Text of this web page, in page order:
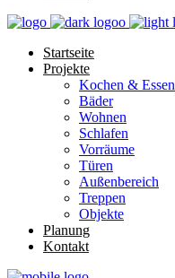
Startseite
Projekte
Kochen & Essen
Bäder
Wohnen
Schlafen
Vorräume
Türen
Außenbereich
Treppen
Objekte
Planung
Kontakt